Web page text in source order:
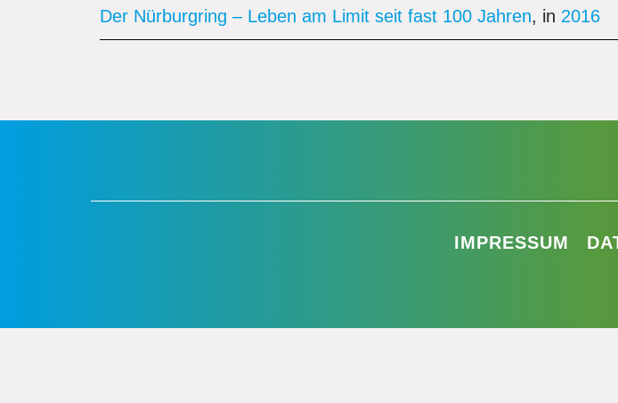
Der Nürburgring – Leben am Limit seit fast 100 Jahren, in 2016
IMPRESSUM